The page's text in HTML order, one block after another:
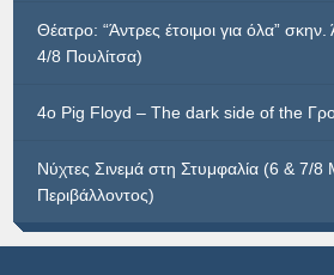
Θέατρο: “Άντρες έτοιμοι για όλα”
4/8 Πουλίτσα)
4ο Pig Floyd – The dark side of the
Νύχτες Σινεμά στη Στυμφαλία (6 & 7/8
Περιβάλλοντος)